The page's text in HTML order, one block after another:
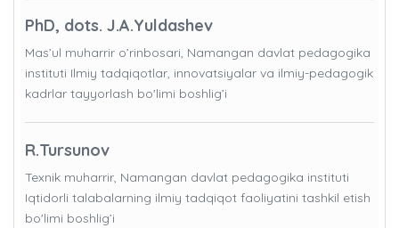
PhD, dots. J.A.Yuldashev
Mas’ul muharrir o’rinbosari, Namangan davlat pedagogika
instituti Ilmiy tadqiqotlar, innovatsiyalar va ilmiy-pedagogik
kadrlar tayyorlash bo'limi boshlig’i
R.Tursunov
Texnik muharrir, Namangan davlat pedagogika instituti
Iqtidorli talabalarning ilmiy tadqiqot faoliyatini tashkil etish
bo'limi boshlig’i